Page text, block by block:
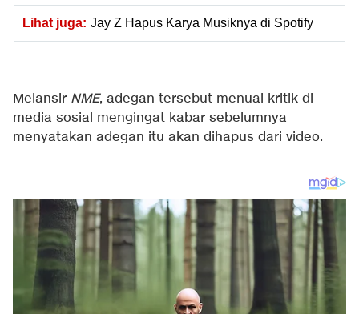
Lihat juga: Jay Z Hapus Karya Musiknya di Spotify
Melansir NME, adegan tersebut menuai kritik di
media sosial mengingat kabar sebelumnya
menyatakan adegan itu akan dihapus dari video.